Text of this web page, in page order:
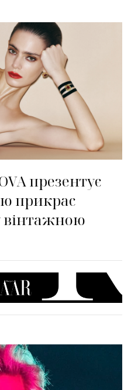
презентує
прикрас
вінтажною